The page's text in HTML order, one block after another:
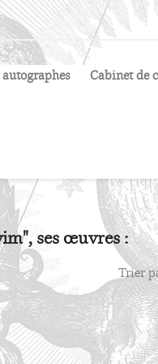
Cabinet de
ses œuvres :
Trier